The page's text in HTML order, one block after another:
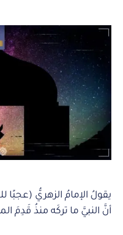
يقولُ الإمامُ الزهريُّ (عجبًا
أنَّ النبيَّ ما تركَه منذُ قَدِمَ